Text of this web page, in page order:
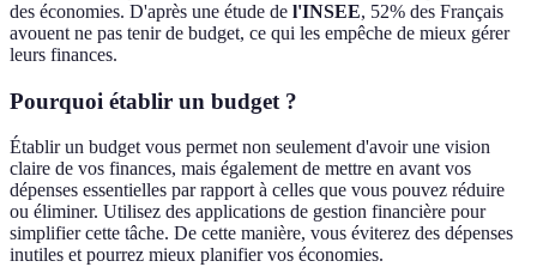
des économies. D'après une étude de l'INSEE, 52% des Français
avouent ne pas tenir de budget, ce qui les empêche de mieux gérer
leurs finances.
Pourquoi établir un budget ?
Établir un budget vous permet non seulement d'avoir une vision
claire de vos finances, mais également de mettre en avant vos
dépenses essentielles par rapport à celles que vous pouvez réduire
ou éliminer. Utilisez des applications de gestion financière pour
simplifier cette tâche. De cette manière, vous éviterez des dépenses
inutiles et pourrez mieux planifier vos économies.